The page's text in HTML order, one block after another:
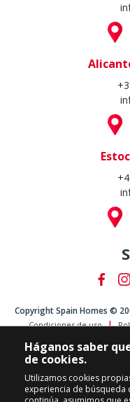
Copyright Spain Homes ©
Condiciones de uso
Háganos saber
de cookies.
Utilizamos cookies
experiencia de búsqueda